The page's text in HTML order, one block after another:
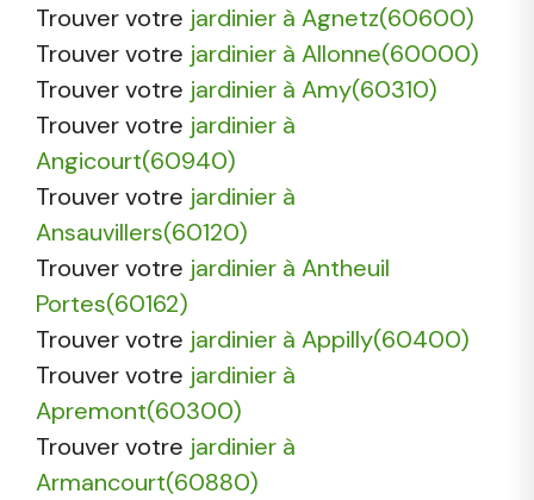
Trouver votre jardinier à Agnetz(60600)
Trouver votre jardinier à Allonne(60000)
Trouver votre jardinier à Amy(60310)
Trouver votre jardinier à
Angicourt(60940)
Trouver votre jardinier à
Ansauvillers(60120)
Trouver votre jardinier à Antheuil
Portes(60162)
Trouver votre jardinier à Appilly(60400)
Trouver votre jardinier à
Apremont(60300)
Trouver votre jardinier à
Armancourt(60880)